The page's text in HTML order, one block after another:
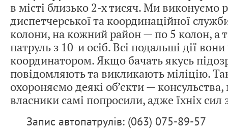
в місті близько 2-х тисяч. Ми виконуємо
диспетчерської та координаційної
колони, на кожний район — по 5 колон, а
патруль з 10-и осіб. Всі подальші дії
координатором. Якщо бачать якусь
повідомляють та викликають міліцію.
охороняємо деякі об’єкти —
власники самі попросили, адже їхніх сил
Запис автопатрулів: (063) 075-89-57